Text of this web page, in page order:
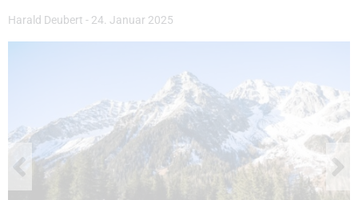
Harald Deubert - 24. Januar 2025